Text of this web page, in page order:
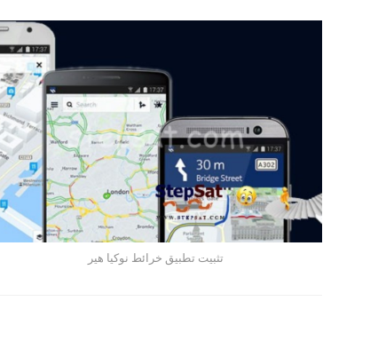
تثبيت تطبيق خرائط نوكيا هير